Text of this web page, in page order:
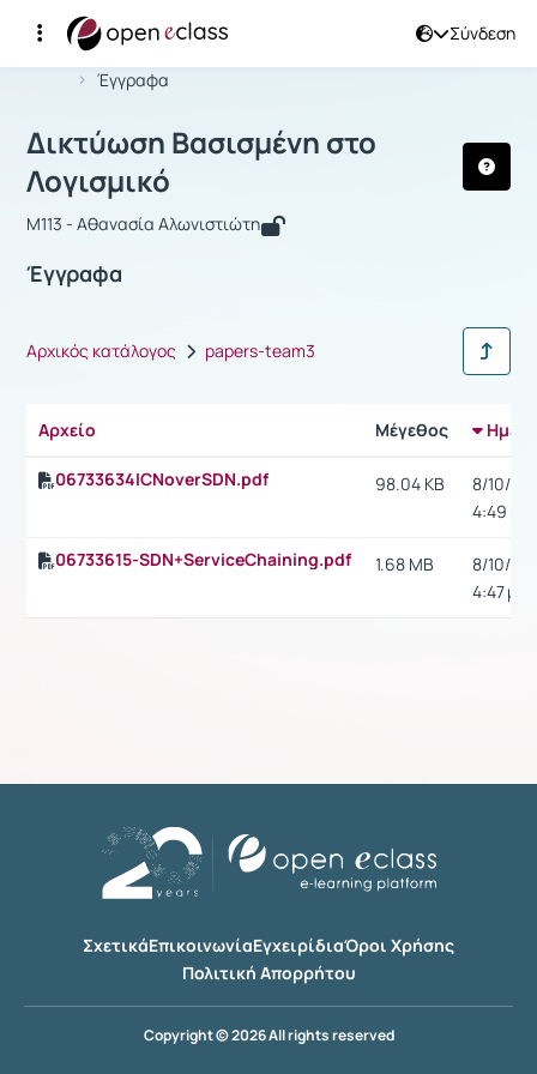
Σύνδεση
Αρχική Σελίδα
Έγγραφα
Μάθημα : Δικτύωση Βασισμένη στο
Δικτύωση Βασισμένη στο
Λογισμικό
M113 - Αθανασία Αλωνιστιώτη
Έγγραφα
Αρχικός κατάλογος papers-team3
Αρχείο Μέγεθος
06733634ICNoverSDN.pdf 98.04 KB
8/10/15,
4:49 μ.μ.
06733615-SDN+ServiceChaining.pdf 1.68 MB
8/10/15,
4:47 μ.μ.
ΣχετικάΕπικοινωνίαΕγχειρίδιαΌροι Χρήσης
Πολιτική Απορρήτου
Copyright © 2026 All rights reserved